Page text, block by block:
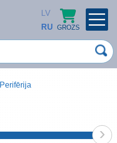
LV
RU GROZS
Perifērija
›